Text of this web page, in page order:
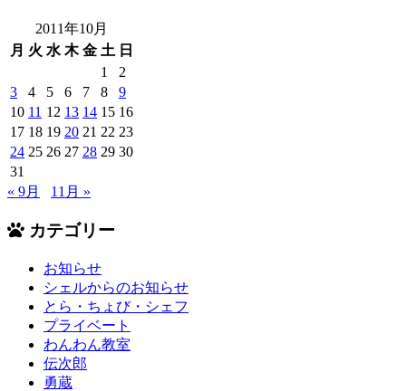
2011年10月
月 火 水 木 金 土 日
1
2
3
4 5 6 7 8
9
10 11 12 13 14 15 16
17 18 19 20 21 22 23
24 25 26 27 28 29 30
31
« 9月
11月 »
カテゴリー
お知らせ
シェルからのお知らせ
とら・ちょび・シェフ
プライベート
わんわん教室
伝次郎
勇蔵